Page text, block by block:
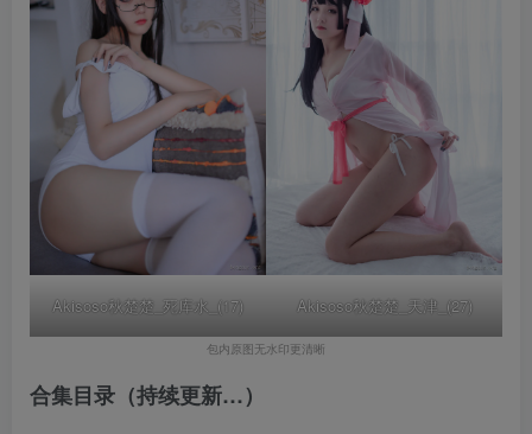
Akisoso秋楚楚_死库水_(17) Akisoso秋楚楚_天津_(27)
包内原图无水印更清晰
合集目录（持续更新…）